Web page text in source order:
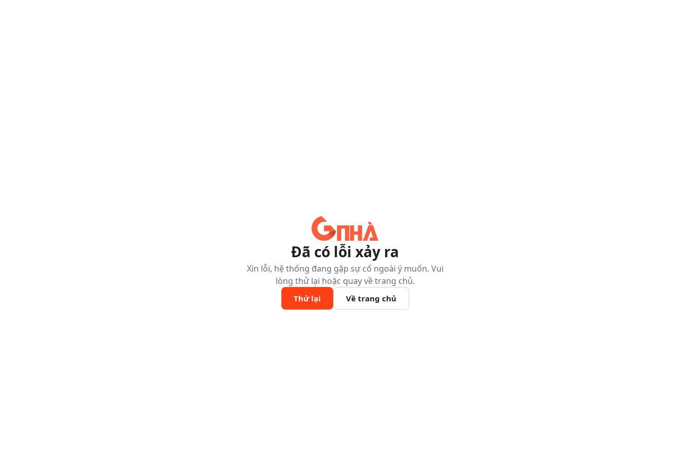
Đã có lỗi xảy ra
Xin lỗi, hệ thống đang gặp sự cố ngoài ý muốn. Vui
lòng thử lại hoặc quay về trang chủ.
Thử lại Về trang chủ